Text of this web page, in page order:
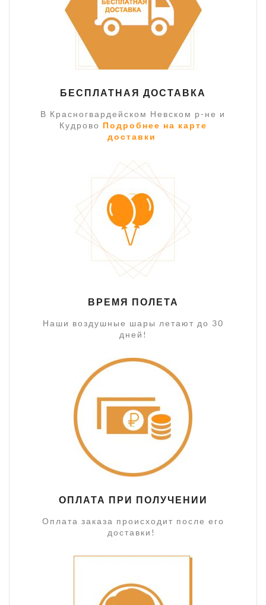
БЕСПЛАТНАЯ ДОСТАВКА
В Красногвардейском Невском р-не и
Кудрово Подробнее на карте
доставки
ВРЕМЯ ПОЛЕТА
Наши воздушные шары летают до 30
дней!
ОПЛАТА ПРИ ПОЛУЧЕНИИ
Оплата заказа происходит после его
доставки!